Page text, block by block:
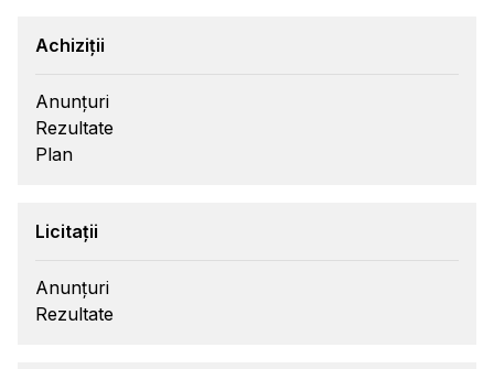
Achiziții
Anunțuri
Rezultate
Plan
Licitații
Anunțuri
Rezultate